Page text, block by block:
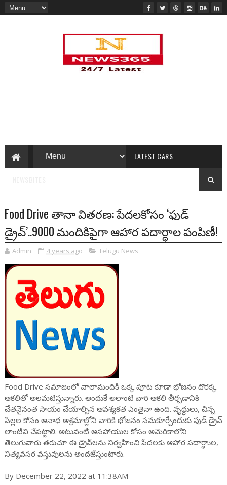
LATEST CARS
Food Drive తానా వితరణ: పేదలకోసం ‘ఫుడ్
డ్రైవ్’..9000 మందికిపైగా ఆహార పదార్ధాల పంపిణీ!
Admin 4 years ago Telugu News
Food Drive సమాజంలో చాలామందికి ఒక్క పూట కూడా భోజనం దొరక్క
ఆకలితో అలమటిస్తున్నారు. అందుకే అలాంటి వారి ఆకలి తీర్చడానికి
చేతనైనంత సాయం చేయాల్సిన ఆవశ్యకత ఎంతైనా ఉంది. వృద్ధులు, చిన్న
పిల్లల కోసం అనాథ ఆశ్రమాల్లోని వారికి భోజనం సమకూర్చేందుకు ఫుడ్ డ్రైవ్
లాంటివి చేపట్టాలి. అటువంటి అసహాయుల కోసం అమెరికాలోని
తెలుగువారు తరుచూ ఈ డ్రైవ్‌లను నిర్వహించి పేదలకు ఆహార పదార్థాుల,
నిత్యవసర వస్తువులను అందజేస్తుంటారు.
By December 22, 2022 at 11:38AM